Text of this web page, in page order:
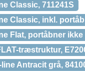
Classic, 711241S
Classic, inkl.
Flat, portåbner ikke
træstruktur,
Antracit grå,